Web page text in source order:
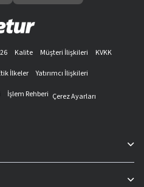
Kalite Müşteri İlişkileri
KVKK
İlkeler
Yatırımcı İlişkileri
İşlem Rehberi Çerez Ayarları